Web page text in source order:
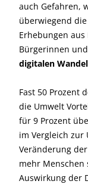
auch Gefahren,
überwiegend
Erhebungen
Bürgerinnen
digitalen
Fast 50 Prozent
die Umwelt
für 9 Prozent
im Vergleich zur
Veränderung
mehr Menschen
Auswirkung der